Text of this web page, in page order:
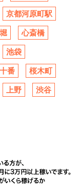
京都河原町駅
心斎橋
池袋
番 桜木町
上野 渋谷